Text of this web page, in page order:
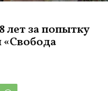
лет за попытку
«Свобода